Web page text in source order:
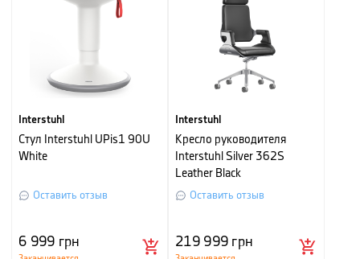
Interstuhl
Стул Interstuhl UPis1 90U
White
Оставить отзыв
6 999 грн
Interstuhl
Кресло руководителя
Interstuhl Silver 362S
Leather Black
Оставить отзыв
219 999 грн